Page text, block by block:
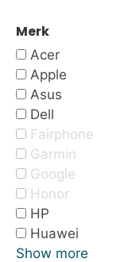
Merk
Acer
Apple
Asus
Dell
Fairphone
Garmin
Google
Honor
HP
Huawei
Show more